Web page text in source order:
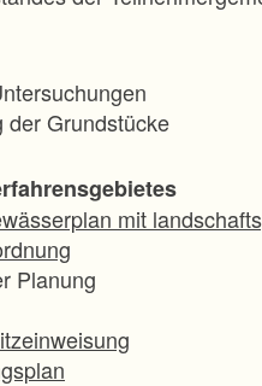
der Grundstücke
mit
Planung